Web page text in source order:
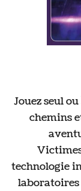
Jouez seul
chemins
technologie
laboratoires